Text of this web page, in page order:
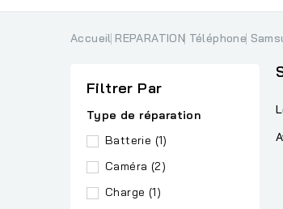
Accueil REPARATION Téléphone
Filtrer Par
Type de réparation
Batterie (1)
Caméra (2)
Charge (1)